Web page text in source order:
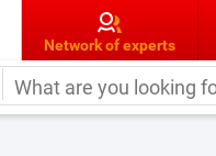
Network of experts